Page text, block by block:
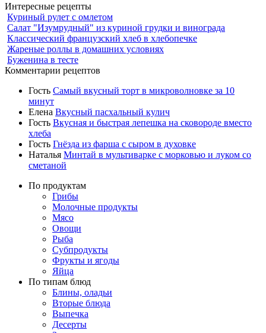
Интересные рецепты
Куриный рулет с омлетом
Салат "Изумрудный" из куриной грудки и винограда
Классический французский хлеб в хлебопечке
Жареные роллы в домашних условиях
Буженина в тесте
Комментарии рецептов
Гость Самый вкусный торт в микроволновке за 10
минут
Елена Вкусный пасхальный кулич
Гость Вкусная и быстрая лепешка на сковороде вместо
хлеба
Гость Гнёзда из фарша с сыром в духовке
Наталья Минтай в мультиварке с морковью и луком со
сметаной
По продуктам
Грибы
Молочные продукты
Мясо
Овощи
Рыба
Субпродукты
Фрукты и ягоды
Яйца
По типам блюд
Блины, оладьи
Вторые блюда
Выпечка
Десерты